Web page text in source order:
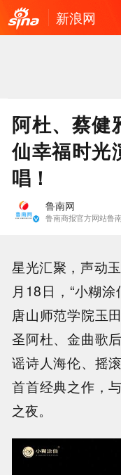
新浪网
阿杜、蔡健
仙幸福时光
唱！
鲁南网
星光汇聚，声动
月18日，“小糊
唐山师范学院玉
圣阿杜、金曲歌
谣诗人海伦、摇
首首经典之作，
之夜。